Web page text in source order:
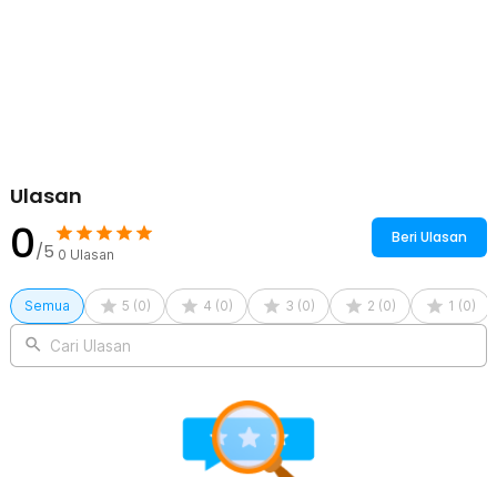
Ulasan
0/5 0 Ulasan
Beri Ulasan
Semua 5 (0) 4 (0) 3 (0) 2 (0) 1 (0)
Cari Ulasan